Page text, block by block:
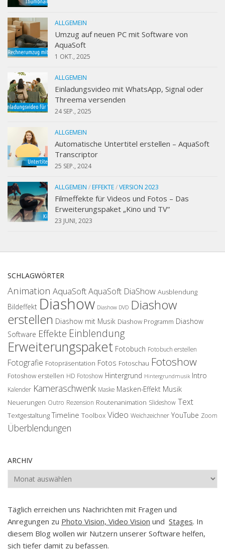
ALLGEMEIN
Umzug auf neuen PC mit Software von
AquaSoft
1 OKT., 2025
ALLGEMEIN
Einladungsvideo mit WhatsApp, Signal oder
Threema versenden
24 SEP., 2025
ALLGEMEIN
Automatische Untertitel erstellen – AquaSoft
Transcriptor
25 SEP., 2024
ALLGEMEIN / EFFEKTE/VERSION 2023
Filmeffekte für Videos und Fotos – Das
Erweiterungspaket „Kino und TV“
23 JUNI, 2023
SCHLAGWÖRTER
Animation AquaSoftAquaSoft DiaShow Ausblendung
Bildeffekt Diashow Diashow DVD Diashow
erstellen Diashow mit Musik Diashow Programm Diashow
Software Effekte Einblendung
Erweiterungspaket Fotobuch Fotobuch erstellen
Fotografie Fotopräsentation Fotos Fotoschau Fotoshow
Fotoshow erstellen HD Fotoshow Hintergrund Hintergrundmusik Intro
Kalender Kameraschwenk Maske Masken-Effekt Musik
Neuerungen Outro Rezension Routenanimation Slideshow Text
Textgestaltung Timeline Toolbox Video Weichzeichner YouTube Zoom
Überblendungen
ARCHIV
Archiv
Täglich erreichen uns Nachrichten mit Fragen und
Anregungen zu Photo Vision, Video Vision und Stages. In
diesem Blog wollen wir Nutzern unserer Software helfen,
sich tiefer damit zu befassen.